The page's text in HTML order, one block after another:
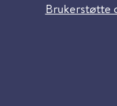
Brukerstøtte